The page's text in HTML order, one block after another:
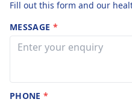
Fill out this form and our
MESSAGE *
PHONE*